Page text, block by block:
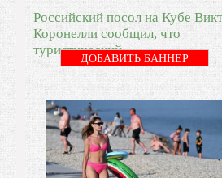
Российский посол на Кубе
Коронелли сообщил, что
туристический
ДОБАВИТЬ БАННЕР